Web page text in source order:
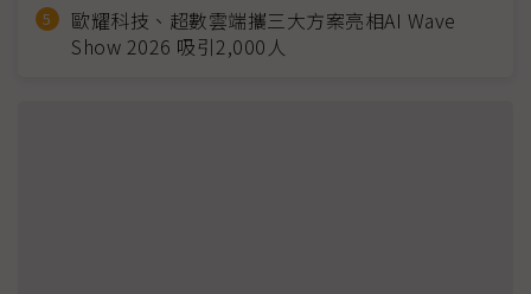
歐耀科技、超數雲端攜三大方案亮相AI Wave
Show 2026 吸引2,000人